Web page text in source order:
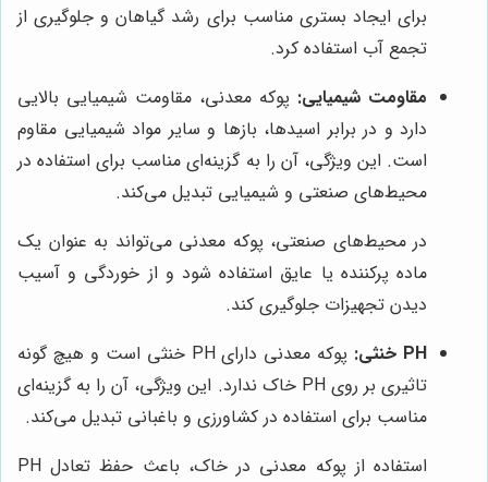
برای ایجاد بستری مناسب برای رشد گیاهان و جلوگیری از
تجمع آب استفاده کرد.
مقاومت شیمیایی: پوکه معدنی، مقاومت شیمیایی بالایی
دارد و در برابر اسیدها، بازها و سایر مواد شیمیایی مقاوم
است. این ویژگی، آن را به گزینه‌ای مناسب برای استفاده در
محیط‌های صنعتی و شیمیایی تبدیل می‌کند.
در محیط‌های صنعتی، پوکه معدنی می‌تواند به عنوان یک
ماده پرکننده یا عایق استفاده شود و از خوردگی و آسیب
دیدن تجهیزات جلوگیری کند.
PH خنثی:
پوکه معدنی دارای PH خنثی است و هیچ گونه
تاثیری بر روی PH خاک ندارد. این ویژگی، آن را به گزینه‌ای
مناسب برای استفاده در کشاورزی و باغبانی تبدیل می‌کند.
استفاده از پوکه معدنی در خاک، باعث حفظ تعادل PH